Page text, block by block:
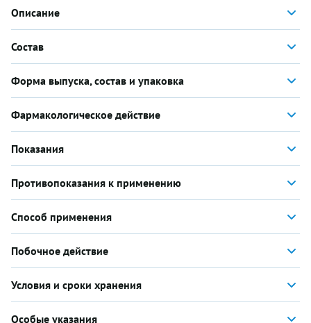
Описание
Состав
Форма выпуска, состав и упаковка
Фармакологическое действие
Показания
Противопоказания к применению
Способ применения
Побочное действие
Условия и сроки хранения
Особые указания